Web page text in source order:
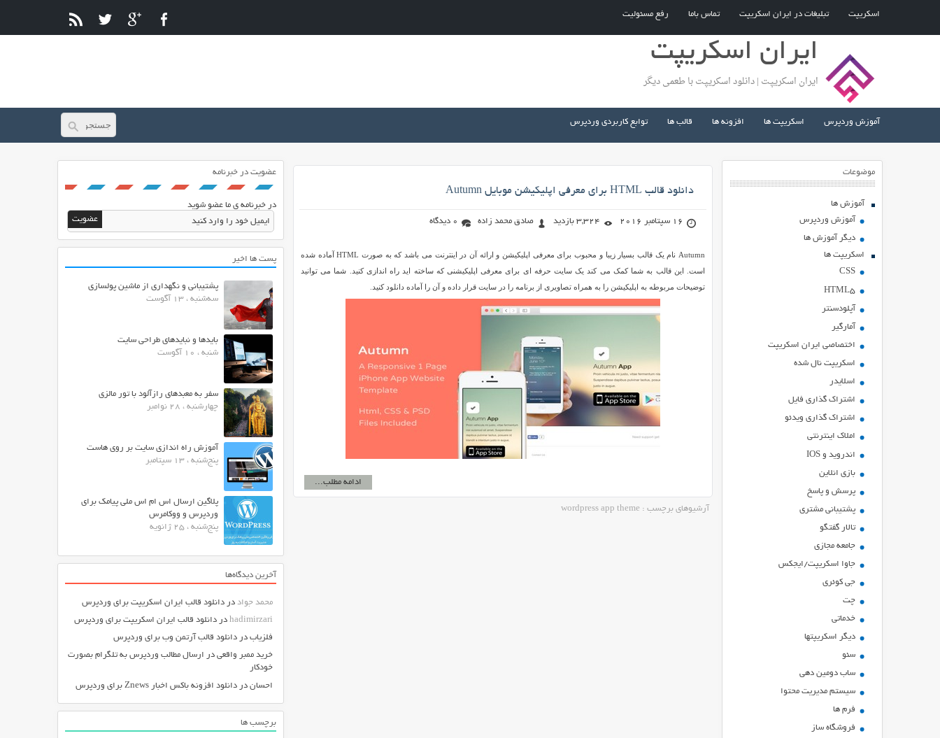
اسکریپت تبلیغات در ایران اسکریپت تماس باما رفع مسئولیت
ایران اسکریپت
ایران اسکریپت | دانلود اسکریپت با طعمی دیگر
آموزش وردپرس اسکریپت ها افزونه ها قالب ها توابع کاربردی وردپرس
موضوعات
آموزش ها
آموزش وردپرس
دیگر آموزش ها
اسکریپت ها
CSS
HTML5
آپلودسنتر
آمارگیر
اختصاصی ایران اسکریپت
اسکریپت نال شده
اسلایدر
اشتراك گذاري فايل
اشتراک گذاری ویدئو
املاک اینترنتی
اندروید و IOS
بازي انلاين
پرسش و پاسخ
پشتیبانی مشتری
تالار گفتگو
جامعه مجازی
جاوا اسکریپت/ایجکس
جی کوئری
چت
خدماتی
ديگر اسكريپتها
سئو
ساب دومین دهی
سیستم مدیریت محتوا
فرم ها
فروشگاه ساز
دانلود قالب HTML برای معرفی اپلیکیشن موبایل Autumn
16 سپتامبر 2016 3,324 بازدید صادق محمد زاده 0 دیدگاه
Autumn نام یک قالب بسیار زیبا و محبوب برای معرفی اپلیکیشن و ارائه آن در اینترنت می باشد که به صورت HTML آماده شده
است. این قالب به شما کمک می کند یک سایت حرفه ای برای معرفی اپلیکیشنی که ساخته اید راه اندازی کنید. شما می توانید
توضیحات مربوطه به اپلیکیشن را به همراه تصاویری از برنامه را در سایت قرار داده و آن را آماده دانلود کنید.
ادامه مطلب...
آرشیوهای برچسب : wordpress app theme
عضویت در خبرنامه
در خبرنامه ی ما عضو شوید
پست ها اخیر
پشتیبانی و نگهداری از ماشین پولسازی
سه‌شنبه ، 13 آگوست
بایدها و نبایدهای طراحی سایت
شنبه ، 10 آگوست
سفر به معبدهای رازآلود با تور مالزی
چهارشنبه ، 28 نوامبر
آموزش راه اندازی سایت بر روی هاست
پنج‌شنبه ، 13 سپتامبر
پلاگین ارسال اس ام اس ملی پیامک برای
وردپرس و ووکامرس
پنج‌شنبه ، 25 ژانویه
آخرین دیدگاه‌ها
محمد جواد در دانلود قالب ایران اسکریپت برای وردپرس
hadimirzari در دانلود قالب ایران اسکریپت برای وردپرس
فلزیاب در دانلود قالب آرتمن وب برای وردپرس
خرید ممبر واقعی در ارسال مطالب وردپرس به تلگرام بصورت
خودکار
احسان در دانلود افزونه باکس اخبار Znews برای وردپرس
برچسب ها